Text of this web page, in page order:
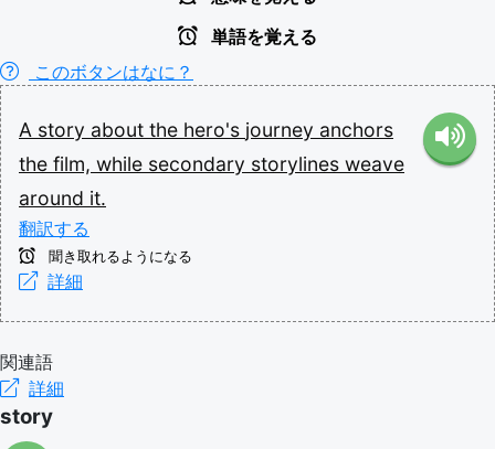
単語を覚える
このボタンはなに？
A story about the hero's journey anchors
the film, while secondary storylines weave
around it.
翻訳する
聞き取れるようになる
詳細
関連語
詳細
story